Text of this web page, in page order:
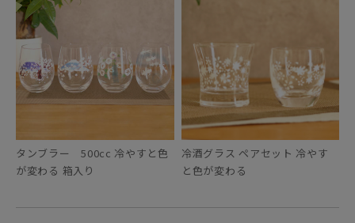
タンブラー 500cc 冷やすと色
が変わる 箱入り
冷酒グラス ペアセット 冷やす
と色が変わる